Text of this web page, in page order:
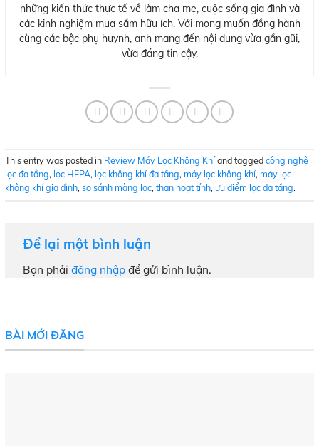
những kiến thức thực tế về làm cha mẹ, cuộc sống gia đình và
các kinh nghiệm mua sắm hữu ích. Với mong muốn đồng hành
cùng các bậc phụ huynh, anh mang đến nội dung vừa gần gũi,
vừa đáng tin cậy.
This entry was posted in Review Máy Lọc Không Khí and tagged công nghệ
lọc đa tầng, lọc HEPA, lọc không khí đa tầng, máy lọc không khí, máy lọc
không khí gia đình, so sánh màng lọc, than hoạt tính, ưu điểm lọc đa tầng.
Để lại một bình luận
Bạn phải đăng nhập để gửi bình luận.
BÀI MỚI ĐĂNG